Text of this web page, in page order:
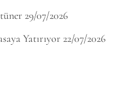
29/07/2026
Yatırıyor 22/07/2026